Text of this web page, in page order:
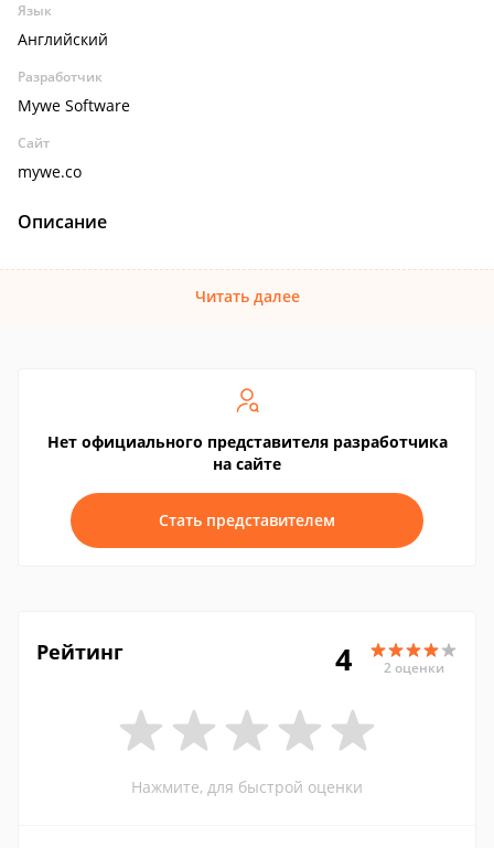
Язык
Английский
Разработчик
Mywe Software
Сайт
mywe.co
Описание
Читать далее
Нет официального представителя разработчика
на сайте
Стать представителем
Рейтинг 4 2 оценки
Нажмите, для быстрой оценки